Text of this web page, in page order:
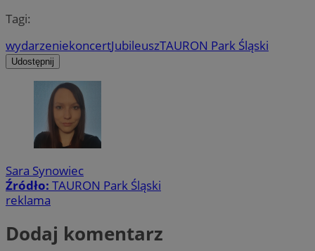
Tagi:
wydarzeniekoncertJubileuszTAURON Park Śląski
Udostępnij
Sara Synowiec
Źródło: TAURON Park Śląski
reklama
Dodaj komentarz